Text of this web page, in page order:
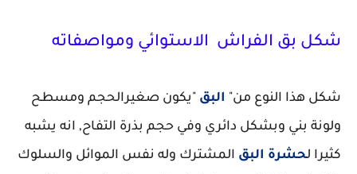
شكل بق الفراش الاستوائي ومواصفاته
شكل هذا النوع من" البق "يكون صغيرالحجم ومسطح
ولونة بني وبشكل دائري وفي حجم بذرة التفاح, انه يشبه
كثيرا لحشرة البق المشترك وله نفس الموائل والسلوك